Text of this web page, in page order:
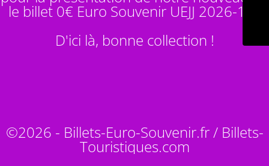
le billet 0€ Euro Souvenir UEJJ 2026-10
D'ici là, bonne collection !
©2026 - Billets-Euro-Souvenir.fr / Billets-
Touristiques.com